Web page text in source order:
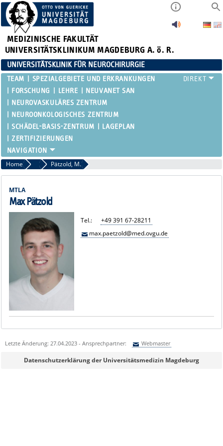
MEDIZINISCHE FAKULTÄT
UNIVERSITÄTSKLINIKUM MAGDEBURG A. ö. R.
UNIVERSITÄTSKLINIK FÜR NEUROCHIRURGIE
TEAM
SPEZIALGEBIETE UND ERKRANKUNGEN
FORSCHUNG
LEHRE
NEUVANET SAN
NEUROVASKULÄRES ZENTRUM
NEUROONKOLOGISCHES ZENTRUM
SCHÄDEL-BASIS-ZENTRUM
LAGEPLAN
ZERTIFIZIERUNGEN
Home Pätzold, Böhme
Pätzold, M.
MTLA
Max Pätzold
Tel.:
+49 391 67-28211
max.paetzold@med.ovgu.de
Letzte Änderung: 27.04.2023 - Ansprechpartner: Webmaster
Sie können eine Nachricht versenden an:Webmaster
Datenschutzerklärung der Universitätsmedizin Magdeburg